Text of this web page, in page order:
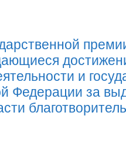
и
Федерации за